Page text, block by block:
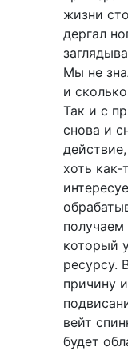
жизни
дергал
Мы не
и
Так и с
снова и
хоть как-
получаем
который
ресурсу.
причину
вейт
будет